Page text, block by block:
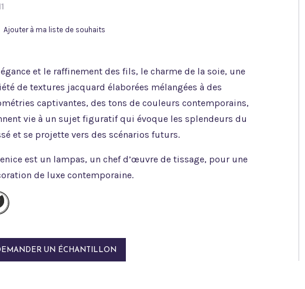
Ajouter à ma liste de souhaits
et le raffinement des fils, le charme de la soie, une
de textures jacquard élaborées mélangées à des
captivantes, des tons de couleurs contemporains,
vie à un sujet figuratif qui évoque les splendeurs du
et se projette vers des scénarios futurs.
est un lampas, un chef d’œuvre de tissage, pour une
de luxe contemporaine.
UN ÉCHANTILLON